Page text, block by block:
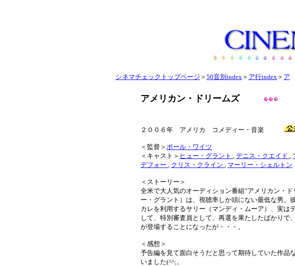
シネマチェックトップページ ＞ 50音別index ＞ ア行index ＞ ア
アメリカン・ドリームズ
２００６年 アメリカ コメディー・音楽
＜監督＞ ポール・ワイツ
＜キャスト＞ ヒュー・グラント , デニス・クエイド ,
デフォー , クリス・クライン , マーリー・シェルトン
＜ストーリー＞
全米で大人気のオーディション番組”アメリカン・
ー・グラント）は、視聴率しか頭にない最低な男
カレを利用するサリー（マンディ・ムーア）、実は
して、特別審査員として、再選を果たしたばかりで
が登場することになったが・・・。
＜感想＞
予告編を見て面白そうだと思って期待していた作品
いました(^^;。